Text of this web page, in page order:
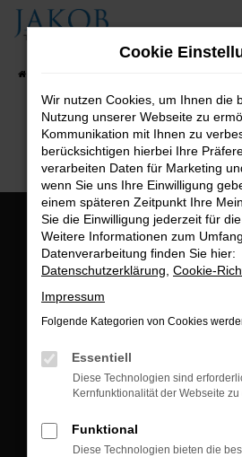
Zum
B2B-
Montag bis
Postadresse:
Kontakt:
Cookie
Wir nutzen Cookies, um Ihnen die
Nutzung unserer Webseite zu
Kommunikation mit Ihnen zu
berücksichtigen hierbei Ihre
verarbeiten Daten für Marketing
wenn Sie uns Ihre Einwilligung
einem späteren Zeitpunkt Ihre
Sie die Einwilligung jederzeit für
Weitere Informationen zum
Datenverarbeitung finden Sie hier:
Datenschutzerklärung Cookie-
Impressum
Folgende Kategorien von Cookies
Essentiell
Diese Technologien sind
Kernfunktionalität der Webseite
Funktional
Diese Technologien bieten die